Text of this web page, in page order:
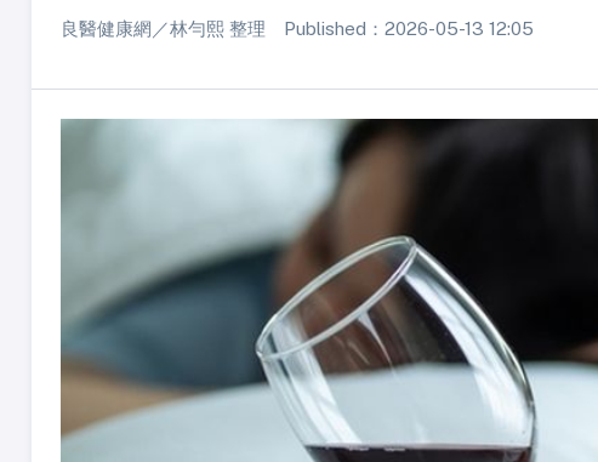
良醫健康網／林勻熙 整理 Published：2026-05-13 12:05